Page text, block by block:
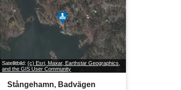
Satellitbild:(c) Esri, Maxar, Earthstar Geographics,
and the GIS User Community
Stångehamn, Badvägen